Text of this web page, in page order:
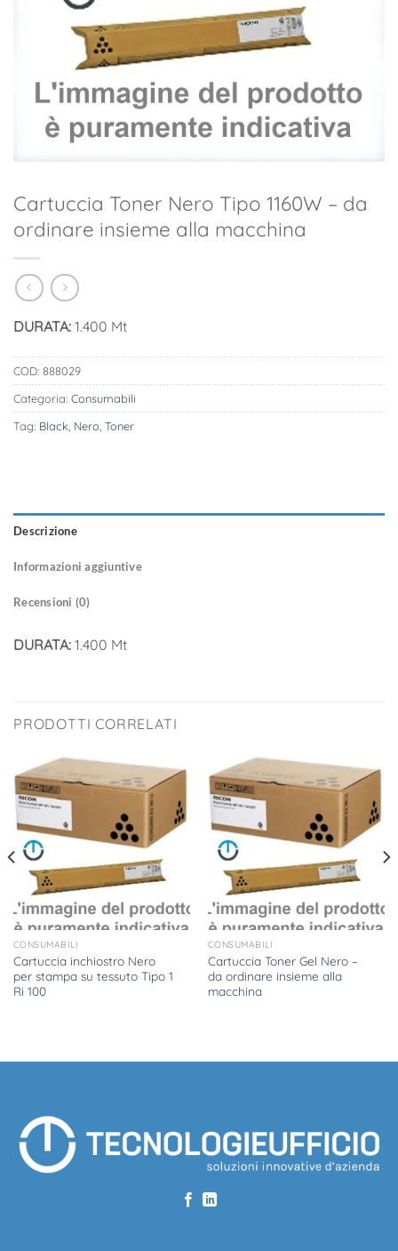
Cartuccia Toner Nero Tipo 1160W – da
ordinare insieme alla macchina
DURATA: 1.400 Mt
COD: 888029
Categoria: Consumabili
Tag: Black, Nero, Toner
Descrizione
Informazioni aggiuntive
Recensioni (0)
DURATA: 1.400 Mt
PRODOTTI CORRELATI
CONSUMABILI
Cartuccia inchiostro Nero
per stampa su tessuto Tipo 1
Ri 100
CONSUMABILI
Cartuccia Toner Gel Nero –
da ordinare insieme alla
macchina